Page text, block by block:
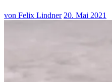
von Felix Lindner 20. Mai 2021